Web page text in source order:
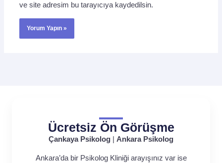
ve site adresim bu tarayıcıya kaydedilsin.
Ücretsiz Ön Görüşme
Çankaya Psikolog Ankara Psikolog
Ankara’da bir Psikolog Kliniği arayışınız var ise